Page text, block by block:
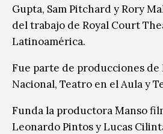
Gupta, Sam Pitchard y Rory
del trabajo de Royal Court
Latinoamérica.
Fue parte de producciones de
Nacional, Teatro en el Aula y
Funda la productora ̈Manso
Leonardo Pintos y Lucas